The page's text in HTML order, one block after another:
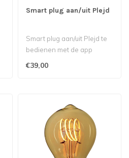
Smart plug aan/uit Plejd
Smart plug aan/uit Plejd te
bedienen met de app
€39,00